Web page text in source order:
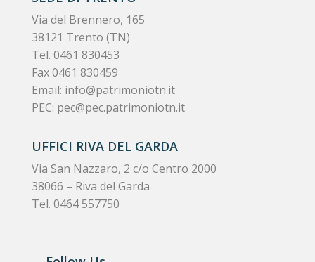
Via del Brennero, 165
38121 Trento (TN)
Tel. 0461 830453
Fax 0461 830459
Email: info@patrimoniotn.it
PEC: pec@pec.patrimoniotn.it
UFFICI RIVA DEL GARDA
Via San Nazzaro, 2 c/o Centro 2000
38066 – Riva del Garda
Tel. 0464 557750